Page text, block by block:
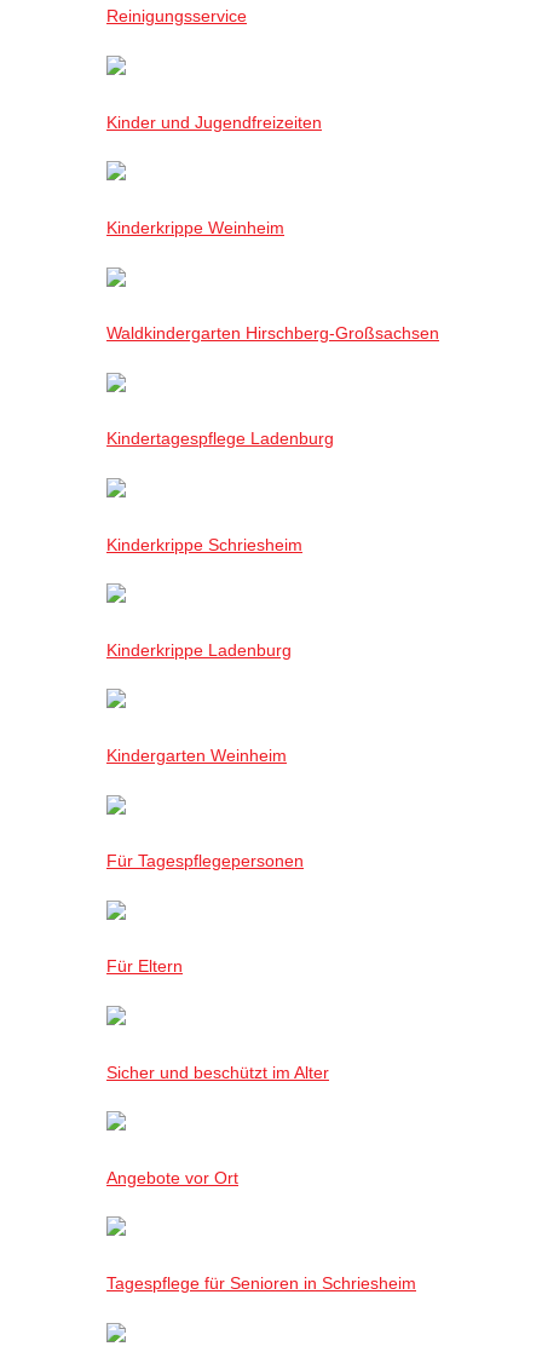
Reinigungsservice
Kinder und Jugendfreizeiten
Kinderkrippe Weinheim
Waldkindergarten Hirschberg-Großsachsen
Kindertagespflege Ladenburg
Kinderkrippe Schriesheim
Kinderkrippe Ladenburg
Kindergarten Weinheim
Für Tagespflegepersonen
Für Eltern
Sicher und beschützt im Alter
Angebote vor Ort
Tagespflege für Senioren in Schriesheim